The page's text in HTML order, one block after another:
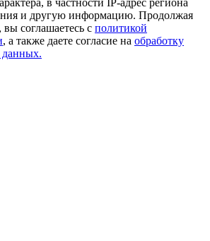
в частности IP-адрес региона
и другую информацию. Продолжая
вы соглашаетесь с политикой
, а также даете согласие на обработку
данных.